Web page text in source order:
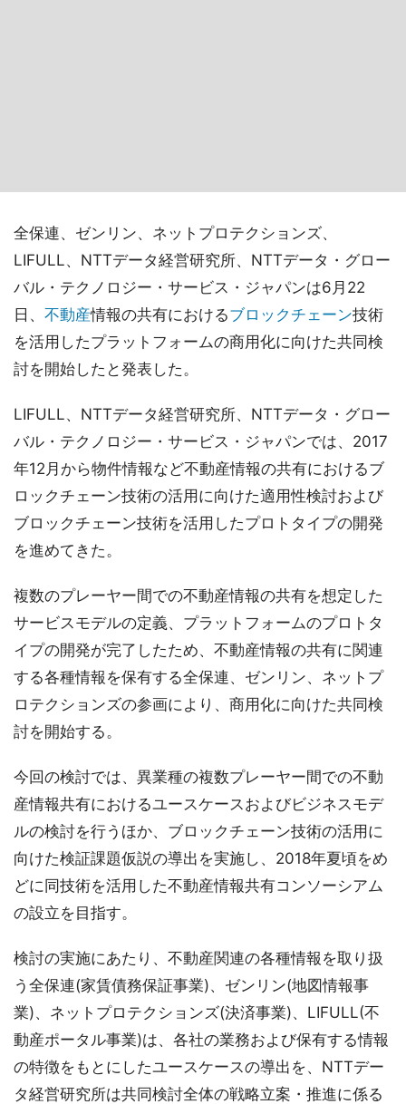
全保連、ゼンリン、ネットプロテクションズ、
LIFULL、NTTデータ経営研究所、NTTデータ・グロー
バル・テクノロジー・サービス・ジャパンは6月22
日、 不動産情報の共有におけるブロックチェーン技術
を活用したプラットフォームの商用化に向けた共同検
討を開始したと発表した。
LIFULL、NTTデータ経営研究所、NTTデータ・グロー
バル・テクノロジー・サービス・ジャパンでは、2017
年12月から物件情報など不動産情報の共有におけるブ
ロックチェーン技術の活用に向けた適用性検討および
ブロックチェーン技術を活用したプロトタイプの開発
を進めてきた。
複数のプレーヤー間での不動産情報の共有を想定した
サービスモデルの定義、プラットフォームのプロトタ
イプの開発が完了したため、不動産情報の共有に関連
する各種情報を保有する全保連、ゼンリン、ネットプ
ロテクションズの参画により、商用化に向けた共同検
討を開始する。
今回の検討では、異業種の複数プレーヤー間での不動
産情報共有におけるユースケースおよびビジネスモデ
ルの検討を行うほか、ブロックチェーン技術の活用に
向けた検証課題仮説の導出を実施し、2018年夏頃をめ
どに同技術を活用した不動産情報共有コンソーシアム
の設立を目指す。
検討の実施にあたり、不動産関連の各種情報を取り扱
う全保連(家賃債務保証事業)、ゼンリン(地図情報事
業)、ネットプロテクションズ(決済事業)、LIFULL(不
動産ポータル事業)は、各社の業務および保有する情報
の特徴をもとにしたユースケースの導出を、NTTデー
タ経営研究所は共同検討全体の戦略立案・推進に係る